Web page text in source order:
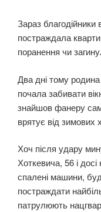
Зараз
постраждала
поранення чи
Два дні тому
почала забивати
знайшов фанеру
врятує від зимових
Хоч після удару
Хоткевича, 56 і
спалені машини,
постраждати
патрулюють